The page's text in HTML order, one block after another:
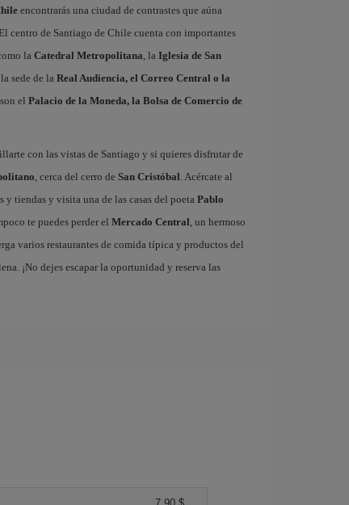
encontrarás una ciudad de contrastes que aúna
centro de Santiago de Chile cuenta con importantes
la Catedral Metropolitana, la Iglesia de San
sede de la Real Audiencia, el Correo Central o la
el Palacio de la Moneda, la Bolsa de Comercio de
con las vistas de Santiago y si quieres disfrutar de
, cerca del cerro de San Cristóbal. Acércate al
y tiendas y visita una de las casas del poeta Pablo
te puedes perder el Mercado Central, un hermoso
varios restaurantes de comida típica y productos del
¡No dejes escapar la oportunidad y reserva las